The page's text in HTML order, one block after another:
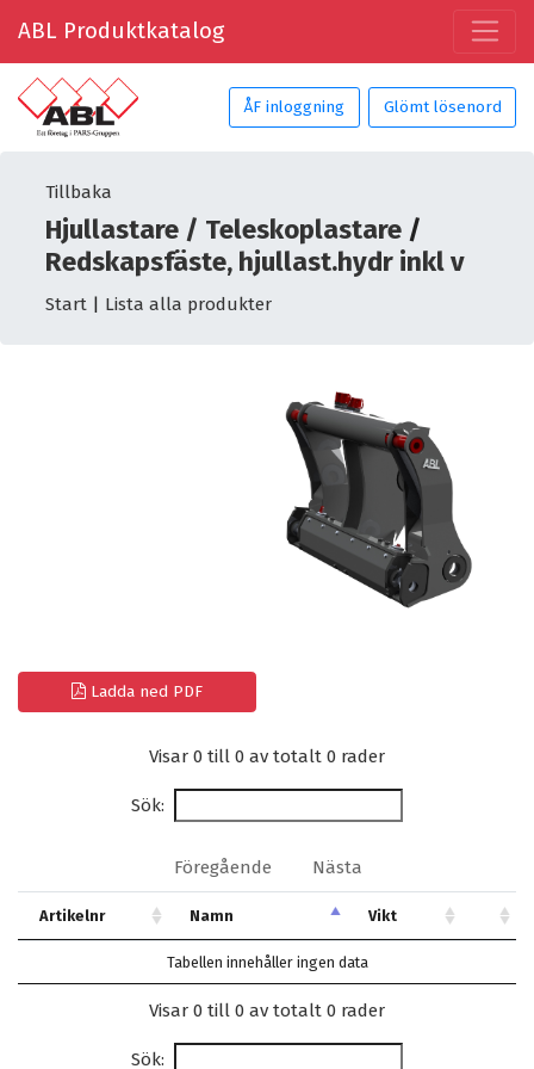
ABL Produktkatalog
ÅF inloggning Glömt lösenord
Tillbaka
Hjullastare / Teleskoplastare/
Redskapsfäste, hjullast.hydr inkl v
Start| Lista alla produkter
Ladda ned PDF
Visar 0 till 0 av totalt 0 rader
Sök:
Föregående Nästa
Artikelnr Namn Vikt
Tabellen innehåller ingen data
Visar 0 till 0 av totalt 0 rader
Sök: